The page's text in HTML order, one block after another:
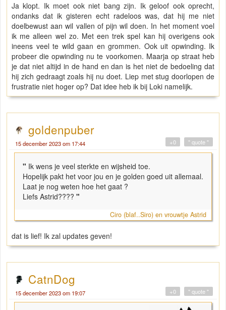
Ja klopt. Ik moet ook niet bang zijn. Ik geloof ook oprecht,
ondanks dat ik gisteren echt radeloos was, dat hij me niet
doelbewust aan wil vallen of pijn wil doen. In het moment voel
ik me alleen wel zo. Met een trek spel kan hij overigens ook
ineens veel te wild gaan en grommen. Ook uit opwinding. Ik
probeer die opwinding nu te voorkomen. Maarja op straat heb
je dat niet altijd in de hand en dan is het niet de bedoeling dat
hij zich gedraagt zoals hij nu doet. Liep met stug doorlopen de
frustratie niet hoger op? Dat idee heb ik bij Loki namelijk.
goldenpuber
15 december 2023 om 17:44 " quote "
+0
" Ik wens je veel sterkte en wijsheid toe.
Hopelijk pakt het voor jou en je golden goed uit allemaal.
Laat je nog weten hoe het gaat ?
Liefs Astrid???? "
Ciro (blaf..Siro) en vrouwtje Astrid
dat is lief! Ik zal updates geven!
CatnDog
15 december 2023 om 19:07 " quote "
+0